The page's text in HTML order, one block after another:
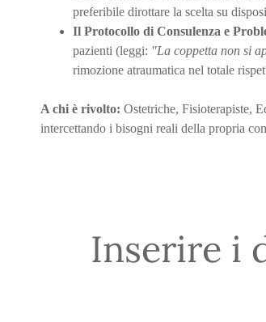
preferibile dirottare la scelta su
Il Protocollo di Consulenza e
pazienti (leggi: "La coppetta non si
rimozione atraumatica nel totale
A chi è rivolto: Ostetriche, Fisioterapiste,
intercettando i bisogni reali della propria
Inserire i